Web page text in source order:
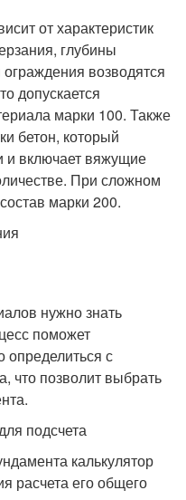
от характеристик
глубины
возводятся
допускается
марки 100. Также
бетон, который
и включает вяжущие
При сложном
марки 200.
нужно знать
поможет
определиться с
что позволит выбрать
подсчета
калькулятор
расчета его общего